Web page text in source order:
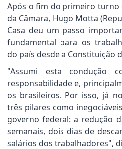
Após o fim do primeiro turno
da Câmara, Hugo Motta
Casa deu um passo
fundamental para os
do país desde a Constituição
"Assumi esta condução
responsabilidade e,
os brasileiros. Por isso, já
três pilares como
governo federal: a redução
semanais, dois dias de
salários dos trabalhadores",